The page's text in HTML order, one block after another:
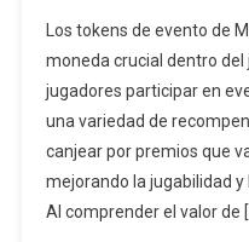
Los tokens de evento de
moneda crucial dentro
jugadores participar en
una variedad de
canjear por premios que
mejorando la jugabilidad
Al comprender el valor de